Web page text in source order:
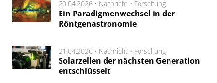
20.04.2026 • Nachricht • Forschung
Ein Paradigmenwechsel in der
Röntgenastronomie
21.04.2026 • Nachricht • Forschung
Solarzellen der nächsten Generation
entschlüsselt